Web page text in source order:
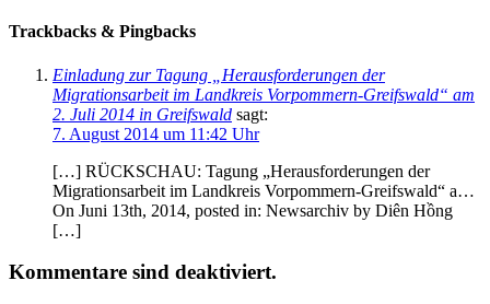
Trackbacks & Pingbacks
Einladung zur Tagung „Herausforderungen der
Migrationsarbeit im Landkreis Vorpommern-Greifswald“ am
2. Juli 2014 in Greifswald sagt:
7. August 2014 um 11:42 Uhr
[…] RÜCKSCHAU: Tagung „Herausforderungen der
Migrationsarbeit im Landkreis Vorpommern-Greifswald“ a…
On Juni 13th, 2014, posted in: Newsarchiv by Diên Hồng
[…]
Kommentare sind deaktiviert.